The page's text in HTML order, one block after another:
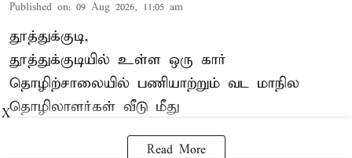
Published on: 09 Aug 2026, 11:05 am
தூத்துக்குடி,
தூத்துக்குடியில் உள்ள ஒரு கார்
தொழிற்சாலையில் பணியாற்றும் வட மாநில
தொழிலாளர்கள் வீடு மீது
Read More
X